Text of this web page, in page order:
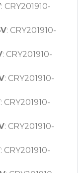
: CRY201910-
: CRY201910-
: CRY201910-
: CRY201910-
: CRY201910-
: CRY201910-
: CRY201910-